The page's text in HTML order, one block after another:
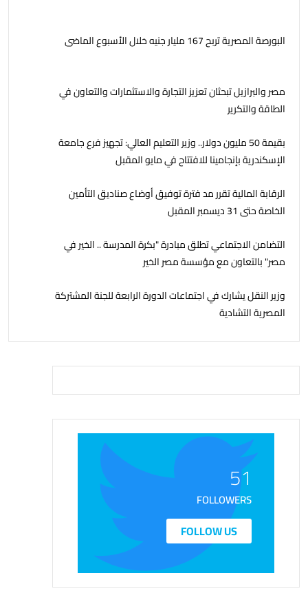
البورصة المصرية تربح 167 مليار جنيه خلال الأسبوع الماضى
مصر والبرازيل تبحثان تعزيز التجارة والاستثمارات والتعاون في
الطاقة والتكرير
بقيمة 50 مليون دولار.. وزير التعليم العالي: تجهيز فرع جامعة
الإسكندرية بإنجامينا للافتتاح في مايو المقبل
الرقابة المالية تقرر مد فترة توفيق أوضاع صناديق التأمين
الخاصة حتى 31 ديسمبر المقبل
التضامن الاجتماعي تطلق مبادرة "بكرة المدرسة .. الخير في
مصر" بالتعاون مع مؤسسة مصر الخير
وزير النقل يشارك في اجتماعات الدورة الرابعة للجنة المشتركة
المصرية التشادية
51
FOLLOWERS
FOLLOW US